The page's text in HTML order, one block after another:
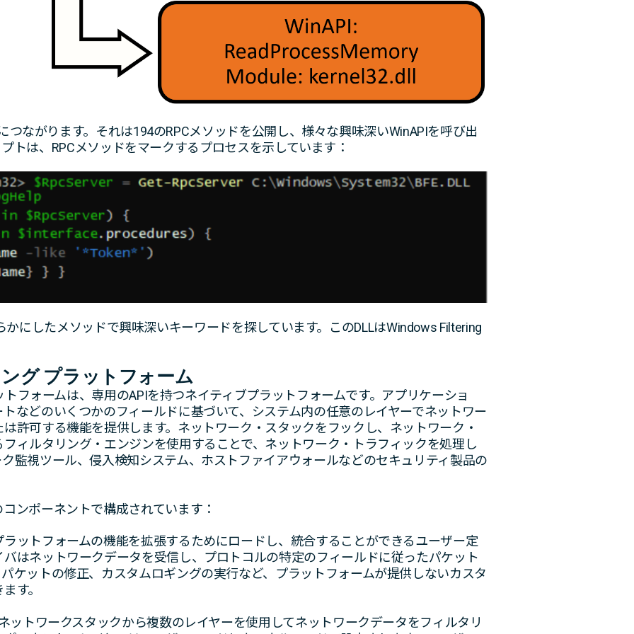
つながります。それは194のRPCメソッドを公開し、様々な興味深いWinAPIを呼び出
トは、RPCメソッドをマークするプロセスを示しています：
かにしたメソッドで興味深いキーワードを探しています。このDLLはWindows Filtering
グ プラットフォーム
フォームは、専用のAPIを持つネイティブプラットフォームです。アプリケーショ
などのいくつかのフィールドに基づいて、システム内の任意のレイヤーでネットワー
許可する機能を提供します。ネットワーク・スタックをフックし、ネットワーク・
ィルタリング・エンジンを使用することで、ネットワーク・トラフィックを処理し
監視ツール、侵入検知システム、ホストファイアウォールなどのセキュリティ製品の
ンポーネントで構成されています：
ラットフォームの機能を拡張するためにロードし、統合することができるユーザー定
はネットワークデータを受信し、プロトコルの特定のフィールドに従ったパケット
ケットの修正、カスタムロギングの実行など、プラットフォームが提供しないカスタ
す。
ットワークスタックから複数のレイヤーを使用してネットワークデータをフィルタリ